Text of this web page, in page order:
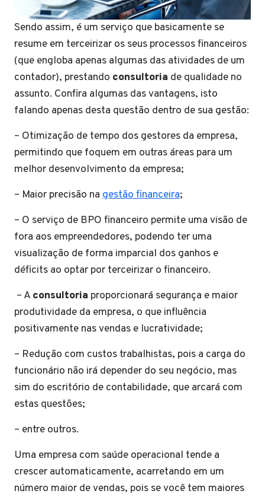
Sendo assim, é um serviço que basicamente se
resume em terceirizar os seus processos financeiros
(que engloba apenas algumas das atividades de um
contador), prestando consultoria de qualidade no
assunto. Confira algumas das vantagens, isto
falando apenas desta questão dentro de sua gestão:
– Otimização de tempo dos gestores da empresa,
permitindo que foquem em outras áreas para um
melhor desenvolvimento da empresa;
– Maior precisão na gestão financeira;
– O serviço de BPO financeiro permite uma visão de
fora aos empreendedores, podendo ter uma
visualização de forma imparcial dos ganhos e
déficits ao optar por terceirizar o financeiro.
– A consultoria proporcionará segurança e maior
produtividade da empresa, o que influência
positivamente nas vendas e lucratividade;
– Redução com custos trabalhistas, pois a carga do
funcionário não irá depender do seu negócio, mas
sim do escritório de contabilidade, que arcará com
estas questões;
– entre outros.
Uma empresa com saúde operacional tende a
crescer automaticamente, acarretando em um
número maior de vendas, pois se você tem maiores